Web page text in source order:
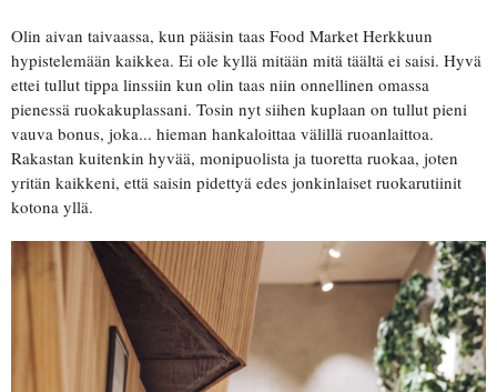
Olin aivan taivaassa, kun pääsin taas Food Market Herkkuun
hypistelemään kaikkea. Ei ole kyllä mitään mitä täältä ei saisi. Hyvä
ettei tullut tippa linssiin kun olin taas niin onnellinen omassa
pienessä ruokakuplassani. Tosin nyt siihen kuplaan on tullut pieni
vauva bonus, joka... hieman hankaloittaa välillä ruoanlaittoa.
Rakastan kuitenkin hyvää, monipuolista ja tuoretta ruokaa, joten
yritän kaikkeni, että saisin pidettyä edes jonkinlaiset ruokarutiinit
kotona yllä.